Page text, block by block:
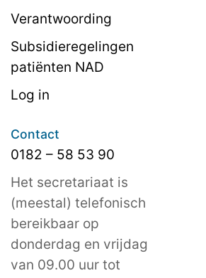
Verantwoording
Subsidieregelingen
patiënten NAD
Log in
Contact
0182 – 58 53 90
Het secretariaat is
(meestal) telefonisch
bereikbaar op
donderdag en vrijdag
van 09.00 uur tot